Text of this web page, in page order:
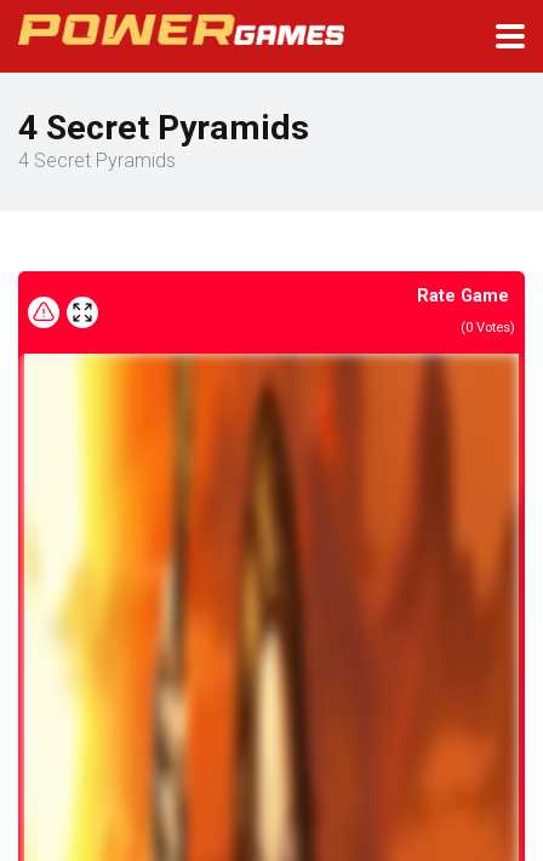
4 Secret Pyramids
4 Secret Pyramids
Rate Game
(0 Votes)